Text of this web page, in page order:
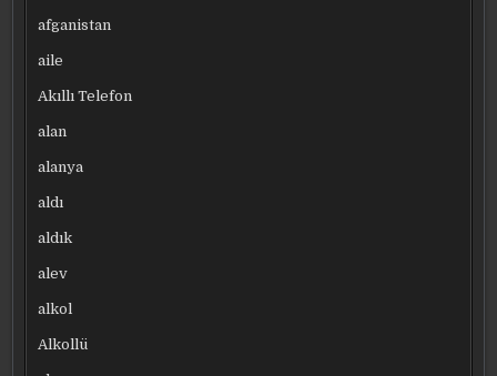
afganistan
aile
Akıllı Telefon
alan
alanya
aldı
aldık
alev
alkol
Alkollü